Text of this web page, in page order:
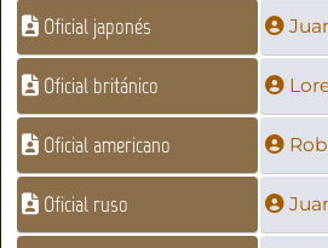
Oficial japonés
Oficial británico
Oficial americano
Oficial ruso